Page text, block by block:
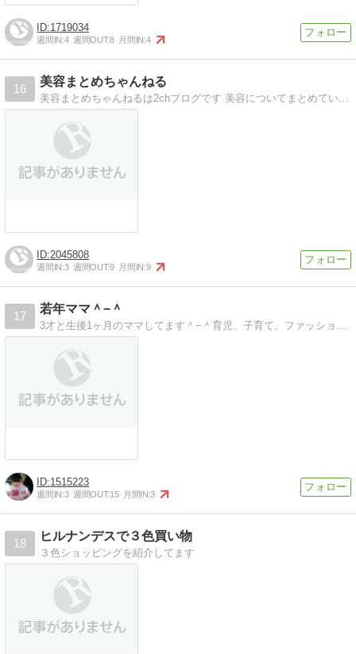
1719034
週間IN:4 週間OUT:8 月間IN:4
16
美容まとめちゃんねる
美容まとめちゃんねるは2chブログです 美容についてまとめているので色々探してみてください。
2045808
週間IN:3 週間OUT:9 月間IN:9
17
若年ママ＾−＾
3才と生後1ヶ月のママしてます＾−＾育児、子育て、ファッションのブログです！ママ友募集＾−＾
1515223
週間IN:3 週間OUT:15 月間IN:3
18
ヒルナンデスで３色買い物
３色ショッピングを紹介してます